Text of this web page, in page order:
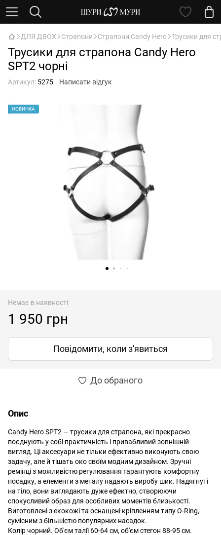
ДЛЯ ДВОХ Страпони Страпони Candy Hero Трусики для
Трусики для страпона Candy Hero
SPT2 чорні
Артикул: 5275 Написати відгук
НОВИНКА
Немає в наявності
1 950 грн
Повідомити, коли з'явиться
До обраного
Опис
Candy Hero SPT2 — трусики для страпона, які прекрасно
поєднують у собі практичність і привабливий зовнішній
вигляд. Ці аксесуари не тільки ефективно виконують свою
задачу, але й тішать око своїм модним дизайном. Зручні
ремінці з можливістю регулювання гарантують комфортну
посадку, а елементи з металу надають виробу шик. Надягнуті
на тіло, вони виглядають дуже ефектно, створюючи
спокусливий образ для особливих моментів близькості.
Виготовлені з екокожі та оснащені кріпленням типу O-Ring,
сумісним з більшістю популярних насадок.
Колір чорний. Об'єм талії 60-64 см, об'єм стегон 88-95 см.